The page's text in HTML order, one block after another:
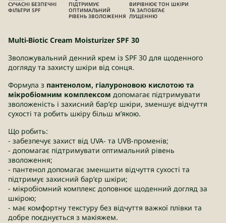
СУЧАСНІ БЕЗПЕЧНІ
ФІЛЬТРИ SPF
ПІДТРИМУЄ
ОПТИМАЛЬНИЙ
РІВЕНЬ ЗВОЛОЖЕННЯ
ВИРІВНЮЄ ТОН ШКІРИ
ТА ЗАПОБІГАЄ
ЛУЩЕННЮ
Multi-Biotic Cream Moisturizer SPF 30
Зволожувальний денний крем із SPF 30 для щоденного
догляду та захисту шкіри від сонця.
Формула з пантенолом, гіалуроновою кислотою та
мікробіомним комплексом допомагає підтримувати
зволоженість і захисний бар’єр шкіри, зменшує відчуття
сухості та робить шкіру більш м’якою.
Що робить:
- забезпечує захист від UVA- та UVB-променів;
- допомагає підтримувати оптимальний рівень
зволоження;
- пантенол допомагає зменшити відчуття сухості та
підтримує захисний бар’єр шкіри;
- мікробіомний комплекс доповнює щоденний догляд за
шкірою;
- має комфортну текстуру без відчуття важкої плівки та
добре поєднується з макіяжем.